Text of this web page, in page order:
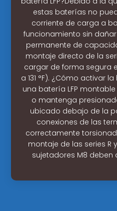
estas baterías no
corriente de carga a
funcionamiento sin
permanente de
montaje directo de la
cargar de forma segura
a 131 °F). ¿Cómo activar
una batería LFP
o mantenga
ubicado debajo de la
conexiones de las
correctamente
montaje de las series R
sujetadores M8 deben